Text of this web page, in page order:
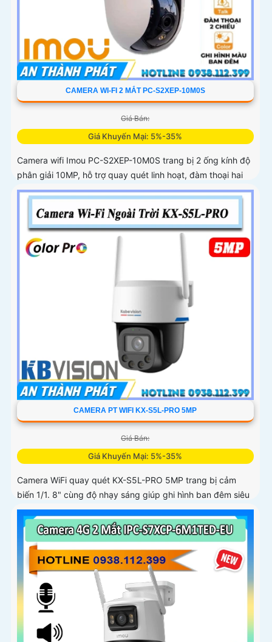
CAMERA WI-FI 2 MẮT PC-S2XEP-10M0S
Giá Bán:
Giá Khuyến Mại: 5%-35%
Camera wifi Imou PC-S2XEP-10M0S trang bị 2 ống kính độ
phân giải 10MP, hỗ trợ quay quét linh hoạt, đàm thoại hai
chiều, chế độ ánh sáng kép ban đêm. Tích hợp Wi-Fi 6,
rào và lưu trữ tối đa thẻ nhớ 512GB
CAMERA PT WIFI KX-S5L-PRO 5MP
Giá Bán:
Giá Khuyến Mại: 5%-35%
Camera WiFi quay quét KX-S5L-PRO 5MP trang bị cảm
biến 1/1. 8" cùng độ nhạy sáng giúp ghi hình ban đêm siêu
rõ. Tích hợp Auto Tracking, phát hiện người, phương tiện,
quay quét tự...